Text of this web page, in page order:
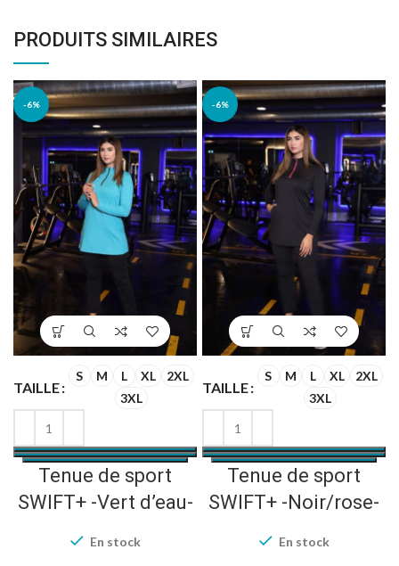
PRODUITS SIMILAIRES
-6%
TAILLE
S M L XL
2XL
3XL
Tenue de sport
SWIFT+ -Vert d’eau-
En stock
-6%
TAILLE
S M L XL
2XL
3XL
Tenue de sport
SWIFT+ -Noir/rose-
En stock